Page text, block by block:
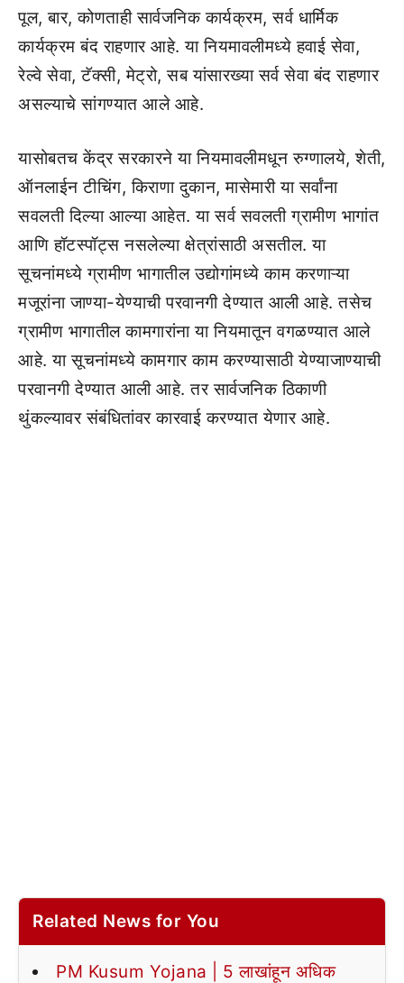
पूल, बार, कोणताही सार्वजनिक कार्यक्रम, सर्व धार्मिक
कार्यक्रम बंद राहणार आहे. या नियमावलीमध्ये हवाई सेवा,
रेल्वे सेवा, टॅक्सी, मेट्रो, सब यांसारख्या सर्व सेवा बंद राहणार
असल्याचे सांगण्यात आले आहे.
यासोबतच केंद्र सरकारने या नियमावलीमधून रुग्णालये, शेती,
ऑनलाईन टीचिंग, किराणा दुकान, मासेमारी या सर्वांना
सवलती दिल्या आल्या आहेत. या सर्व सवलती ग्रामीण भागांत
आणि हॉटस्पॉट्स नसलेल्या क्षेत्रांसाठी असतील. या
सूचनांमध्ये ग्रामीण भागातील उद्योगांमध्ये काम करणाऱ्या
मजूरांना जाण्या-येण्याची परवानगी देण्यात आली आहे. तसेच
ग्रामीण भागातील कामगारांना या नियमातून वगळण्यात आले
आहे. या सूचनांमध्ये कामगार काम करण्यासाठी येण्याजाण्याची
परवानगी देण्यात आली आहे. तर सार्वजनिक ठिकाणी
थुंकल्यावर संबंधितांवर कारवाई करण्यात येणार आहे.
Related News for You
PM Kusum Yojana | 5 लाखांहून अधिक